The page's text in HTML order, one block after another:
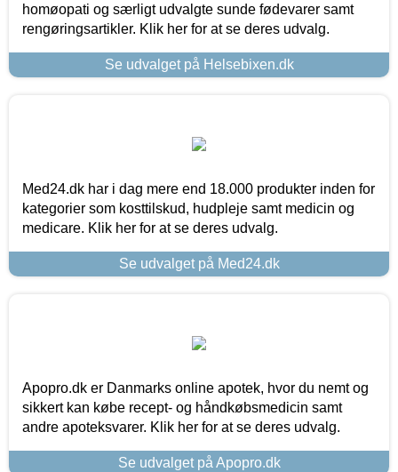
homøopati og særligt udvalgte sunde fødevarer samt
rengøringsartikler. Klik her for at se deres udvalg.
Se udvalget på Helsebixen.dk
Med24.dk har i dag mere end 18.000 produkter inden for
kategorier som kosttilskud, hudpleje samt medicin og
medicare. Klik her for at se deres udvalg.
Se udvalget på Med24.dk
Apopro.dk er Danmarks online apotek, hvor du nemt og
sikkert kan købe recept- og håndkøbsmedicin samt
andre apoteksvarer. Klik her for at se deres udvalg.
Se udvalget på Apopro.dk